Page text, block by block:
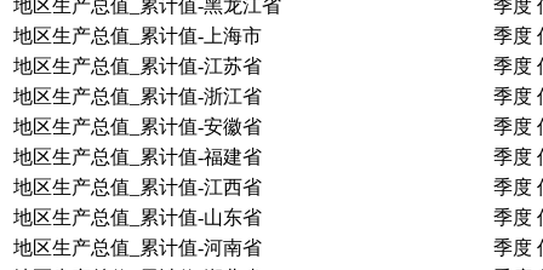
地区生产总值_累计值-黑龙江省
季度
地区生产总值_累计值-上海市
季度
地区生产总值_累计值-江苏省
季度
地区生产总值_累计值-浙江省
季度
地区生产总值_累计值-安徽省
季度
地区生产总值_累计值-福建省
季度
地区生产总值_累计值-江西省
季度
地区生产总值_累计值-山东省
季度
地区生产总值_累计值-河南省
季度